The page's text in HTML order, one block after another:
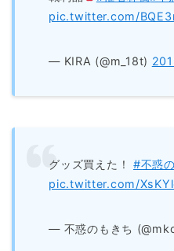
pic.twitter.com/
— KIRA (@m_18t)
グッズ買えた！ #不惑
pic.twitter.com/
— 不惑のもきち